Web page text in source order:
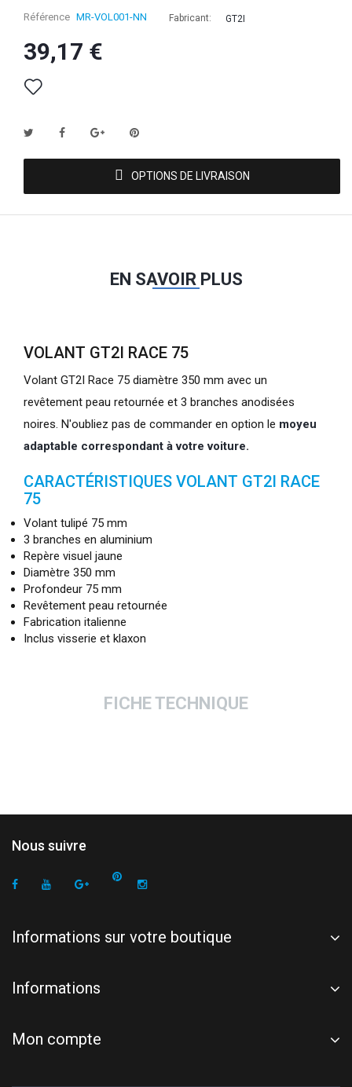
Référence MR-VOL001-NN Fabricant: GT2I
39,17 €
OPTIONS DE LIVRAISON
EN SAVOIR PLUS
VOLANT GT2I RACE 75
Volant GT2I Race 75 diamètre 350 mm avec un
revêtement peau retournée et 3 branches anodisées
noires. N'oubliez pas de commander en option le moyeu
adaptable correspondant à votre voiture.
CARACTÉRISTIQUES VOLANT GT2I RACE
75
Volant tulipé 75 mm
3 branches en aluminium
Repère visuel jaune
Diamètre 350 mm
Profondeur 75 mm
Revêtement peau retournée
Fabrication italienne
Inclus visserie et klaxon
FICHE TECHNIQUE
Nous suivre
Informations sur votre boutique
Informations
Mon compte